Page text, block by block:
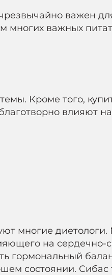
важен
многих важных
Кроме того,
влияют
многие
на сердечно-
гормональный
состоянии.